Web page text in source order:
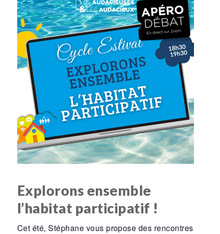
Explorons ensemble
l’habitat participatif !
Cet été, Stéphane vous propose des rencontres